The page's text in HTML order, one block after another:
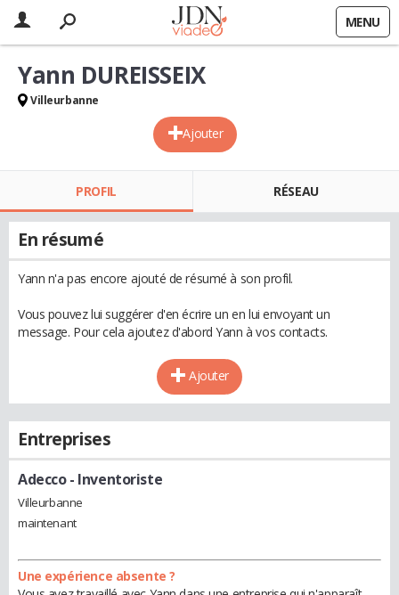
MENU
Ajouter
Yann DUREISSEIX
Villeurbanne
PROFIL RÉSEAU
En résumé
Yann n'a pas encore ajouté de résumé à son profil.
Vous pouvez lui suggérer d'en écrire un en lui envoyant un
message. Pour cela ajoutez d'abord Yann à vos contacts.
Ajouter
Entreprises
Adecco- Inventoriste
Villeurbanne
maintenant
Une expérience absente ?